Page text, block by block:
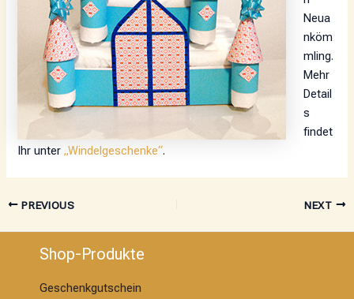
Neua
nköm
mling.
Mehr
Detail
s
findet
Ihr unter„Windelgeschenke“.
PREVIOUS NEXT
Shop-Produkte
Geschenkgutschein